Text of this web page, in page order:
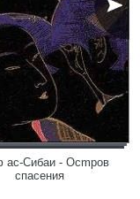
Сибаи - Ocmpoв
спасения